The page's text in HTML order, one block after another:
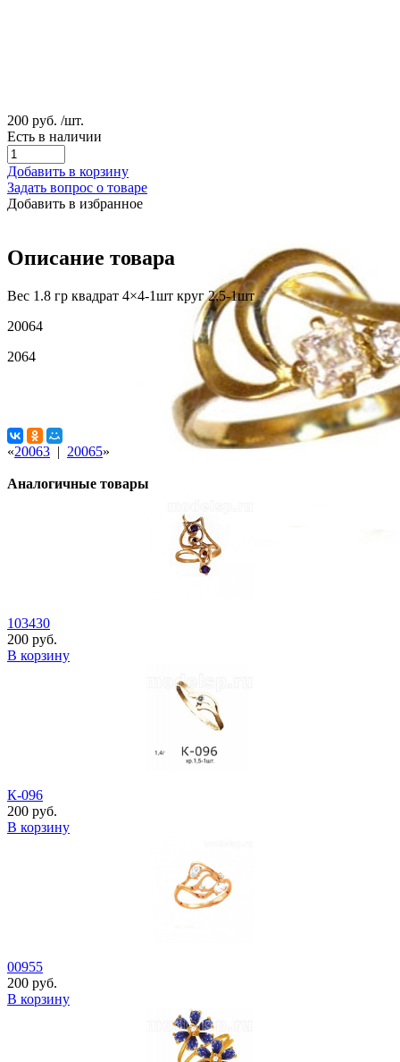
200 руб. /шт.
Есть в наличии
Добавить в корзину
Задать вопрос о товаре
Добавить в избранное
Описание товара
Вес 1.8 гр квадрат 4×4-1шт круг 2,5-1шт
20064
2064
«20063 | 20065»
Аналогичные товары
103430
200 руб.
В корзину
К-096
200 руб.
В корзину
00955
200 руб.
В корзину